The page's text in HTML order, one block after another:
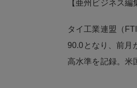
【亜州ビジネス編
タイ工業連盟（
90.0となり、前月
高水準を記録。米